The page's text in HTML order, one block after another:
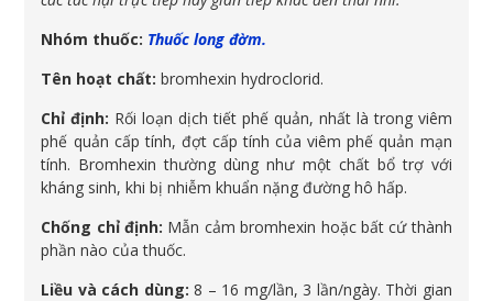
Nhóm thuốc: Thuốc long đờm.
Tên hoạt chất:bromhexin hydroclorid.
Chỉ định: Rối loạn dịch tiết phế quản, nhất là trong viêm
phế quản cấp tính, đợt cấp tính của viêm phế quản mạn
tính. Bromhexin thường dùng như một chất bổ trợ với
kháng sinh, khi bị nhiễm khuẩn nặng đường hô hấp.
Chống chỉ định: Mẫn cảm bromhexin hoặc bất cứ thành
phần nào của thuốc.
Liều và cách dùng:8 – 16 mg/lần, 3 lần/ngày. Thời gian